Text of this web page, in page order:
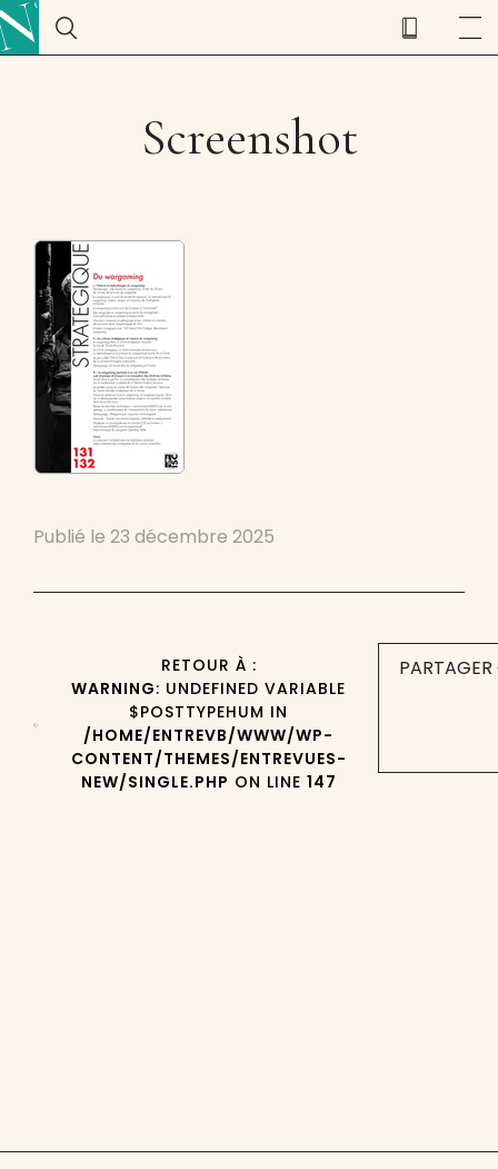
Screenshot
Publié le 23 décembre 2025
RETOUR À :
WARNING: UNDEFINED VARIABLE
$POSTTYPEHUM IN
/HOME/ENTREVB/WWW/WP-
CONTENT/THEMES/ENTREVUES-
NEW/SINGLE.PHP ON LINE 147